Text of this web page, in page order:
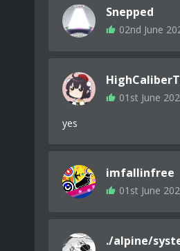
Snepped
02nd June
01st June
yes
imfallinfree
01st June
./alpine/